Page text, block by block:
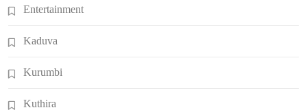
Entertainment
Kaduva
Kurumbi
Kuthira